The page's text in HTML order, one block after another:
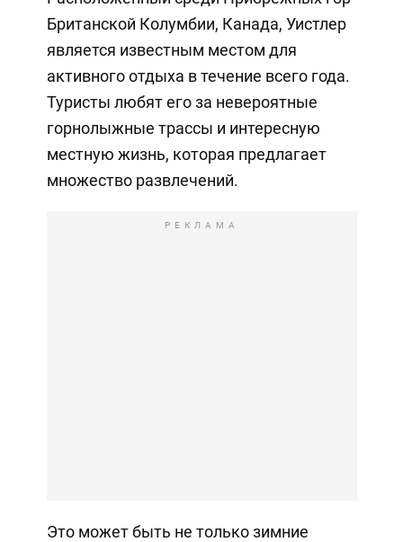
Британской Колумбии, Канада, Уистлер
является известным местом для
активного отдыха в течение всего года.
Туристы любят его за невероятные
горнолыжные трассы и интересную
местную жизнь, которая предлагает
множество развлечений.
РЕКЛАМА
Это может быть не только зимние